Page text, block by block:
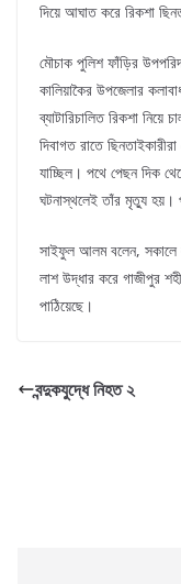
দিয়ে আঘাত করে রিকশা
মৌচাক পুলিশ ফাঁড়ির
কালিয়াকৈর উপজেলার
ব্যাটারিচালিত রিকশা
দিবাগত রাতে
যাচ্ছিল। পথে পেছন দিক
ঘটনাস্থলেই তাঁর মৃত্যু হয়।
সাইফুল আলম বলেন, সকালে
লাশ উদ্ধার করে গাজীপুর
পাঠিয়েছে।
বন্দুকযুদ্ধে নিহত ২